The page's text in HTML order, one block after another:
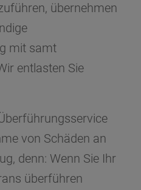
übernehmen
mit samt
entlasten Sie
von Schäden an
denn: Wenn Sie Ihr
überführen